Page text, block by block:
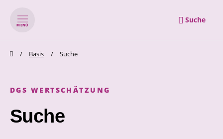
MENÜ
Suche
zum Inhalt springen
Basis Suche
DGS WERTSCHÄTZUNG
Suche